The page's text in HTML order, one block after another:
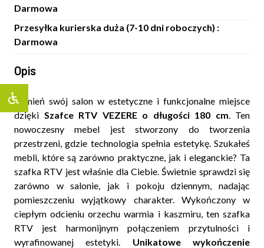
Darmowa
Przesyłka kurierska duża (7-10 dni roboczych) :
Darmowa
Opis
Zamień swój salon w estetyczne i funkcjonalne miejsce
dzięki Szafce RTV VEZERE o długości 180 cm. Ten
nowoczesny mebel jest stworzony do tworzenia
przestrzeni, gdzie technologia spełnia estetykę. Szukałeś
mebli, które są zarówno praktyczne, jak i eleganckie? Ta
szafka RTV jest właśnie dla Ciebie. Świetnie sprawdzi się
zarówno w salonie, jak i pokoju dziennym, nadając
pomieszczeniu wyjątkowy charakter. Wykończony w
ciepłym odcieniu orzechu warmia i kaszmiru, ten szafka
RTV jest harmonijnym połączeniem przytulności i
wyrafinowanej estetyki. Unikatowe wykończenie